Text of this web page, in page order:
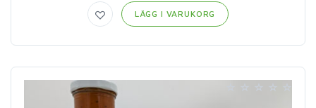
LÄGG I VARUKORG